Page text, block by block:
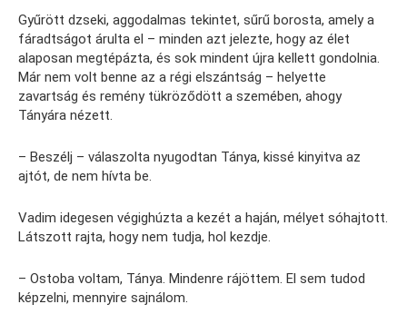
Gyűrött dzseki, aggodalmas tekintet, sűrű borosta, amely a
fáradtságot árulta el – minden azt jelezte, hogy az élet
alaposan megtépázta, és sok mindent újra kellett gondolnia.
Már nem volt benne az a régi elszántság – helyette
zavartság és remény tükröződött a szemében, ahogy
Tányára nézett.
– Beszélj – válaszolta nyugodtan Tánya, kissé kinyitva az
ajtót, de nem hívta be.
Vadim idegesen végighúzta a kezét a haján, mélyet sóhajtott.
Látszott rajta, hogy nem tudja, hol kezdje.
– Ostoba voltam, Tánya. Mindenre rájöttem. El sem tudod
képzelni, mennyire sajnálom.